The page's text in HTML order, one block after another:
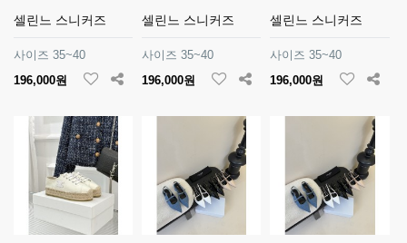
셀린느 스니커즈
사이즈 35~40
196,000원
셀린느 스니커즈
사이즈 35~40
196,000원
셀린느 스니커즈
사이즈 35~40
196,000원